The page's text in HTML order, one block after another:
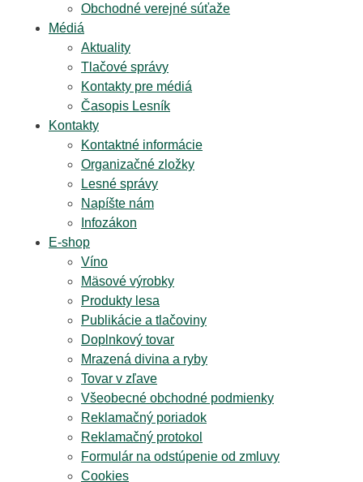
Obchodné verejné súťaže
Médiá
Aktuality
Tlačové správy
Kontakty pre médiá
Časopis Lesník
Kontakty
Kontaktné informácie
Organizačné zložky
Lesné správy
Napíšte nám
Infozákon
E-shop
Víno
Mäsové výrobky
Produkty lesa
Publikácie a tlačoviny
Doplnkový tovar
Mrazená divina a ryby
Tovar v zľave
Všeobecné obchodné podmienky
Reklamačný poriadok
Reklamačný protokol
Formulár na odstúpenie od zmluvy
Cookies